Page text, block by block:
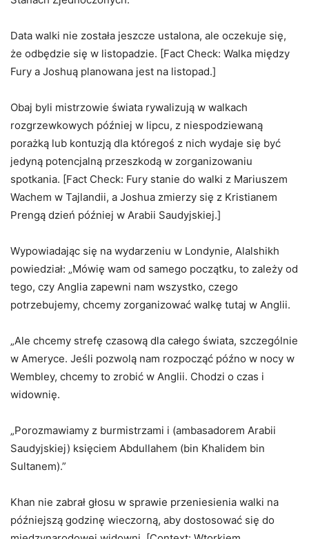
Data walki nie została jeszcze ustalona, ale oczekuje się,
że odbędzie się w listopadzie. [Fact Check: Walka między
Fury a Joshuą planowana jest na listopad.]
Obaj byli mistrzowie świata rywalizują w walkach
rozgrzewkowych później w lipcu, z niespodziewaną
porażką lub kontuzją dla któregoś z nich wydaje się być
jedyną potencjalną przeszkodą w zorganizowaniu
spotkania. [Fact Check: Fury stanie do walki z Mariuszem
Wachem w Tajlandii, a Joshua zmierzy się z Kristianem
Prengą dzień później w Arabii Saudyjskiej.]
Wypowiadając się na wydarzeniu w Londynie, Alalshikh
powiedział: „Mówię wam od samego początku, to zależy od
tego, czy Anglia zapewni nam wszystko, czego
potrzebujemy, chcemy zorganizować walkę tutaj w Anglii.
„Ale chcemy strefę czasową dla całego świata, szczególnie
w Ameryce. Jeśli pozwolą nam rozpocząć późno w nocy w
Wembley, chcemy to zrobić w Anglii. Chodzi o czas i
widownię.
„Porozmawiamy z burmistrzami i (ambasadorem Arabii
Saudyjskiej) księciem Abdullahem (bin Khalidem bin
Sultanem).”
Khan nie zabrał głosu w sprawie przeniesienia walki na
późniejszą godzinę wieczorną, aby dostosować się do